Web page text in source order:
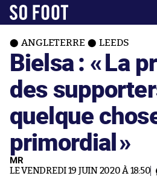
ANGLETERRE LEEDS
Bielsa : «La
des
quelque
primordial»
MR
LE VENDREDI 19 JUIN 2020 À 18:50